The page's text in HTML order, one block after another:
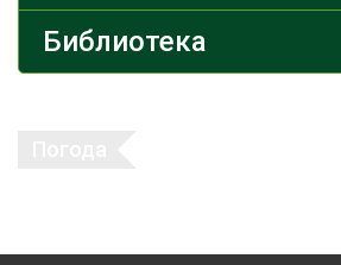
Библиотека